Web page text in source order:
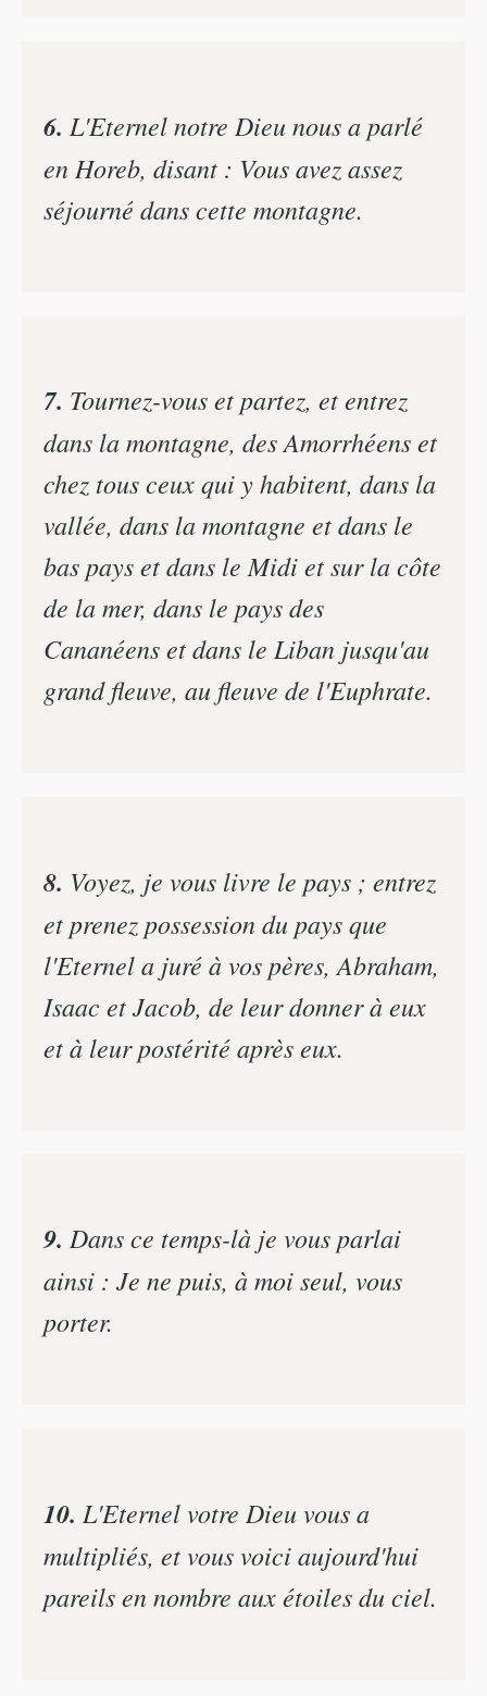
6. L'Eternel notre Dieu nous a parlé
en Horeb, disant : Vous avez assez
séjourné dans cette montagne.
7. Tournez-vous et partez, et entrez
dans la montagne, des Amorrhéens et
chez tous ceux qui y habitent, dans la
vallée, dans la montagne et dans le
bas pays et dans le Midi et sur la côte
de la mer, dans le pays des
Cananéens et dans le Liban jusqu'au
grand fleuve, au fleuve de l'Euphrate.
8. Voyez, je vous livre le pays ; entrez
et prenez possession du pays que
l'Eternel a juré à vos pères, Abraham,
Isaac et Jacob, de leur donner à eux
et à leur postérité après eux.
9. Dans ce temps-là je vous parlai
ainsi : Je ne puis, à moi seul, vous
porter.
10. L'Eternel votre Dieu vous a
multipliés, et vous voici aujourd'hui
pareils en nombre aux étoiles du ciel.